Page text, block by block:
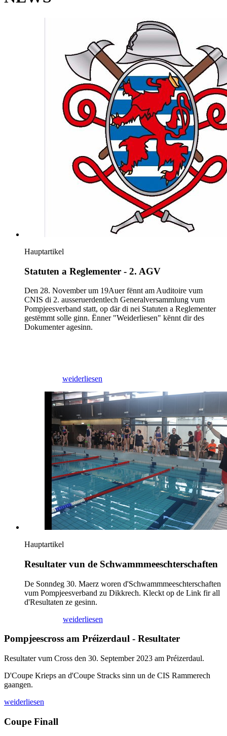
Hauptartikel
Statuten a Reglementer - 2. AGV
Den 28. November um 19Auer fënnt am Auditoire vum
CNIS di 2. ausseruerdentlech Generalversammlung vum
Pompjeesverband statt, op där di nei Statuten a Reglementer
gestëmmt solle ginn. Ënner "Weiderliesen" kënnt dir des
Dokumenter agesinn.
weiderliesen
Hauptartikel
Resultater vun de Schwammmeeschterschaften
De Sonndeg 30. Maerz woren d'Schwammmeeschterschaften
vum Pompjeesverband zu Dikkrech. Kleckt op de Link fir all
d'Resultaten ze gesinn.
weiderliesen
Pompjeescross am Préizerdaul - Resultater
Resultater vum Cross den 30. September 2023 am Préizerdaul.
D'Coupe Krieps an d'Coupe Stracks sinn un de CIS Rammerech
gaangen.
weiderliesen
Coupe Finall